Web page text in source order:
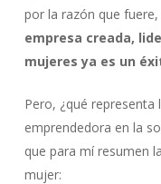
por la razón que fuere,
empresa creada,
mujeres ya es un
Pero, ¿qué
emprendedora en la
que para mí resumen
mujer: